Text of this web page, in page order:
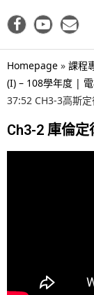
Homepage » 課程
(I) – 108學年度 |
37:52 CH3-3高斯定
Ch3-2 庫倫定